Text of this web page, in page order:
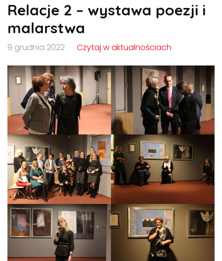
Relacje 2 – wystawa poezji i
malarstwa
9 grudnia 2022 Czytaj w aktualnościach